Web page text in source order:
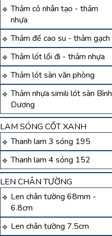
Thảm cỏ nhân tạo - thảm
nhựa
Thảm đế cao su - thảm gạch
Thảm lót lối đi - thảm nhựa
Thảm lót sàn văn phòng
Thảm nhựa simili lót sàn Bình
Dương
LAM SÓNG CỐT XANH
Thanh lam 3 sóng 195
Thanh lam 4 sóng 152
LEN CHÂN TƯỜNG
Len chân tường 68mm -
6.8cm
Len chân tường 7.5cm